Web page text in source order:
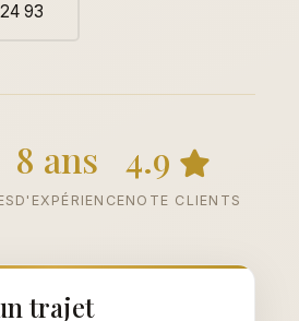
93
8 ans
D'EXPÉRIENCE
4.9
NOTE CLIENTS
trajet